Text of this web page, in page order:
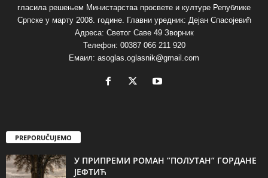
гласила решењем Министарства просвете и културе Републике
Српске у марту 2008. године. Главни уредник: Дејан Спасојевић
Адреса: Светог Саве 49 Зворник
Телефон: 00387 066 211 920
Емаил: asoglas.oglasnik@gmail.com
PREPORUČUJEMO
У ПРИПРЕМИ РОМАН ”ПОЛУТАН” ГОРДАНЕ
ЈЕФТИЋ